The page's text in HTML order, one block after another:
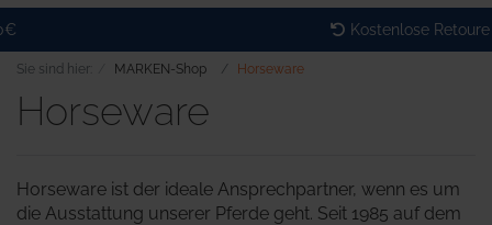
Sie sind hier: MARKEN-Shop Horseware
Horseware
Horseware ist der ideale Ansprechpartner, wenn es um
die Ausstattung unserer Pferde geht. Seit 1985 auf dem